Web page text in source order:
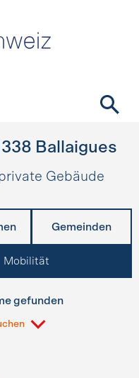
Ballaigues
Gebäude
Gemeinden
Mobilität
gefunden